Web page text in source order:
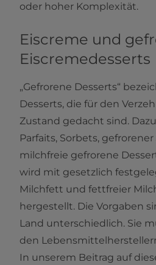
oder hoher Komplexität.
Eiscreme und
Eiscremedesserts
„Gefrorene Desserts“
Desserts, die für den
Zustand gedacht sind.
Parfaits, Sorbets,
milchfreie gefrorene
wird mit gesetzlich
Milchfett und fettfreier
hergestellt. Die Vorgaben
Land unterschiedlich. Sie
den
In unserem Beitrag auf